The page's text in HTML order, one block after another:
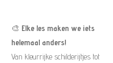
🎨 Elke les maken we iets
helemaal anders!
Van kleurrijke schilderijtjes tot